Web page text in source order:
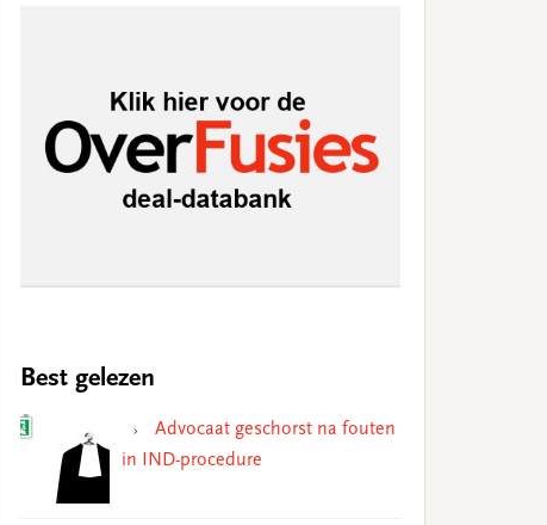
Best gelezen
Advocaat geschorst na fouten
in IND-procedure